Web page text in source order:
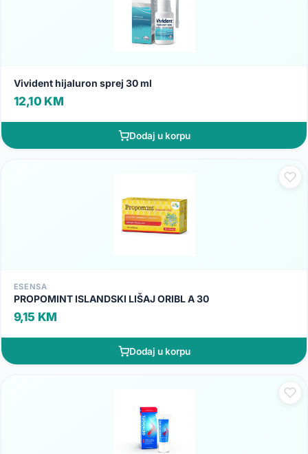
Vivident hijaluron sprej 30 ml
12,10 KM
Dodaj u korpu
ESENSA
PROPOMINT ISLANDSKI LIŠAJ ORIBL A 30
9,15 KM
Dodaj u korpu